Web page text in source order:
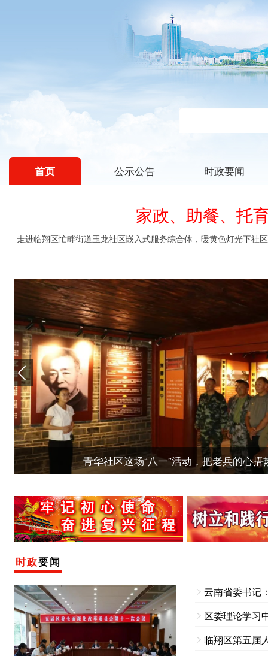
首页 公示公告 时政要闻
家政、助餐、托
临翔区千亩林下菌菇撑起“致富伞”
缅宁古城全面招商！临翔老城焕发消费新
临翔：社区服务“微循环” 激活就业“蓄水
走出校园进村寨！协和医院硕博研究生到南美乡探寻
少儿中国舞惊艳盛夏！快来看临翔这群“小精灵
青华社区这场“八一”活动，把老兵的心捂
章驮乡农家传喜讯：哥哥考上研究生，妹妹考
协商汇众智 实干兴产业——蚂蚁堆乡院坝协商聚力咖
正在菜地干活的她，收到了北京大学录取通
忙畔社区：亲子共读“小故事” 撬动家风“大
在家门口就把钱赚了！邦卖村蚕豆产业点亮
雨不停、人不撤！邦东乡用脚步守住汛期
章驮乡的户长会，把政策讲成了家常
路净花满村！石房村杨家组环境整治把村子
邦东乡：茶咖共舞，绘就高原特色农业新
雨夜里，他们冲在最前面——章驮乡党群同心筑
122名小将泳池争锋！临沧2026“恒春杯”青少年
重温誓词+红色共读+履职分享！临翔区政协这场主
逐梦临沧·燃动绿茵！2026年临沧市职工足球赛
临翔区300余名爷爷奶奶登台秀出晚年
临翔区：千亩林下菌菇基地赋能生态又
为了那个未出世的孩子——临翔区造血干细胞捐献者“
无人机上阵！临翔区开展汛期+地震抢险
中国共产党临沧市临翔区第六次代表大会
临翔区高层次人才专题培训班在华中科技大
中国共产党临沧市临翔区第六次代表大会
中国共产党临沧市临翔区第六次代表大会
临翔：设施农业的“蓝”图与“蔬”写
临翔区：歌声润民心 石榴映玉龙
送教上门！区档案馆把档案课搬到了派
一公斤最高22元！马台乡高速弃土场种出了傣
谁是临沧“最会写字”的人？60名中小学生
大雨过后，文伟社区这群人把路“抢”回
180人挥拍！临沧这场羽毛球赛超燃
采花坝村：党群合力修道路 畅通出行暖
忙畔街道这场端午活动既有“文化味”又有“
临沧市总工会端午公益课：亲子同乐做艾草 体
粽香伴繁花 临翔端午花街焕新潮
临翔：聚力节能宣传 践行低碳生活
粽香传温情！金菜花慈善基金会端午慰问临翔区
捏陶、打鼓、做团茶……临翔非遗集市带你“解
少儿穿民族服饰走秀、阿数瑟打歌……临沧这场遗产
在家就能干！临沧这个免费培训，让指尖变成
换个方式看家乡 临沧市“非遗之眼”开
10万人围观、成交8500单！这场夜市直播，临
8个驿站全城“发冰”！临翔区工会将清凉送
获联合国教科文组织颁奖！这所山村少年宫把美
106名英语教师集体“充电”！临翔区这场培训
无人机喊话“别按喇叭”！临翔区4253名考生赴考
高考倒计时！临翔区这场全流程模拟演练，
阿翔给你的一封信：路通了、水甜了，就等
21个孩子的周六，被这位“村长”承包了
临翔区开展“世界无烟日”主题宣传
他们给临翔孩子送来了天文望远镜！只为点亮
一张营业执照背后的“临翔速度”
临翔：钳嘴鹳蹁跹“做客”玉龙湖
青春“泡”在茶山里，值吗？邦东青年用行
爱国卫生 | “解决了心头大事”！蚂蚁堆乡治水焕新
临翔区：蜂媒赋能助咖香 生态种养双
当日销售768万！临翔区百名“村播”茶山“赶考
临翔：百名“村播”上茶山 云端带货助增
临翔：村播小院“孵”出助农新力量
跨越三百公里，临沧与保山两地联展忆
直播兴农正当时 临翔锻造本土“新农人
今天临沧球场上最动人的，是这群佤山足球
拆75处违建、清560吨垃圾！平村乡这波“组合拳”
临沧492名职教学子同台“比武”，这才是青春
小车满楼跑、机器人当“网红员工”……临翔区人民医
马台乡：青山育甜笋 生态富乡民
从“靠天吃饭”到“靠技术吃饭”！临翔咖啡豆藏
合作社发力！平村乡坚果产业按下“快进
“5·12”防灾减灾日宣传进高校 学生直呼“太
暖心“双行动”！临翔妇幼为护士减压 为爱
临翔融媒拍了拍你丨镜头定格爱 致敬母
从6个月到24个月，这份免费“营养包”临翔已
“妈妈，这是我做的！”这场工会公益课，让母亲节
这个轮椅上的礼敬，看哭了……
篮球、羽毛球……马台乡的孩子们收到了“爱
抓住假期尾巴，来佤山凤城邂逅别样风
临翔区举行示范性入团仪式 献礼五四青
五一，警察在路上
以练筑防 临震不慌——临翔区开展2026年防灾减
这所学校里，“藏”着一条春茶生产线
石房村：校村共建青创平台打造近郊乡村旅
临翔区青年创业沙龙暨读书分享会：中外青年共品书
临翔区政协开展全区医疗保障工作情况专
临翔：用好“国”字号标签，让这滴油“香”
章驮乡邦卖村：党群齐心“洁净行”，绘就乡
农机跨区作业不犯难！临翔区“暖心护航”让丰
临翔区一中这场国防教育思政课，很“硬
农村人居环境怎么实现“持久美”？凤翔街道这
临翔这群老人的“周日之约”，一约就是二
全民阅读 | 当咖啡遇见书 临翔区为读者调制了
全市首届减重与代谢外科学术会议在临翔
萌化了！小猕猴迷路受伤，被平村乡“蓝朋友
临翔区开展“4·15全民国家安全教育日”宣
国家安全宣传进一线 临翔国安、工会、保密为新
临翔区图书馆开展全民国家安全教育主题读
消除“谈核色变”！临沧“4·15”辐射安全宣传
@临翔家长：适龄女生HPV疫苗免费接种
水水水！快接住临翔这“泼天”的快乐！
青华幼儿园：泼水节童趣满满 民族团结之
无人机让邦东春茶从“背出来”到“飞出
一键美颜，临沧城环网柜穿上彩绘“新
一天卖出1.3吨！章驮乡小小山胡椒运销
缝纫机都要踩冒烟了！你的傣装正在加急
明子村：技能赋能促增收 特色小吃传
从“50后”到“00后”，勐准村老中青三代人同
章驮乡：加强管护 把平安留在林间
明祭英烈 清廉护临翔 临翔区纪委监委以红色力量
临翔区：压实包保责任 筑牢防火防线
临沧烈士陵园祭扫服务点正式投用
临沧女孩闪耀国际T台：用童真演绎彝族
临翔区启动“无火清明、平安五一”森林草原防火武
圈掌社区：清明防火护平安 宣传入户暖
临翔区：智能政务“上新” 便民服务“暖
临翔法治副校长：送法入校，为青春护
2026年全省重大动物疫情应急管理培训演练
一年之变：公安政务服务从“多头跑”到“一
章驮乡：山胡椒大量上市，小浆果成为富民“
“遇见临沧 如回故乡”旅行体验活动启
临沧开展“3·23世界气象日”科普宣传活
临沧市开展2026年“世界水日”“中国水周”主题
省、市、区学校保安员培训演练在临翔区一
临翔区举行2026年上半年新兵欢送仪
临翔滇鸡血藤膏非遗技艺：古法不“古”，非
零容忍！临翔区地毯式排查“漂白鸡爪”筑牢
马台乡：消防闻令而动 清障保通迎战大
军功映红妆 双喜耀圈内——现役军人李荣松婚礼现场
临翔区：田间“甜蜜实验”解锁产业增收新
临沧这场“你点我检”活动，让食品安全“活
临翔区小龙潭等14座水库除险加固工程全力
百岁老兵于治俊，生日快乐！
“满格电”助力碗窑村乡村振兴
守护博尚水库！看临翔如何用“花样招式”绘
200堂公益课、100个示范村，她把热爱绘在
南屏社区的妇女节，甜特“蔬”！
126名“小雷锋”用双手传递文明新风
临翔区:千盏花灯点亮夜空 市民游客共庆
临翔区:千盏花灯点亮夜空 市民游客共庆
太热闹！富滇银行+文华社区：把元宵福利“搬
临沧市临翔区第五届人民代表大会第五次会
南汀河边“大变样”！走，散步去！
春节我在岗 | 火焰蓝守护万家团圆
邦福村“赛陀螺”闹新春，传承文化年味
年味满临翔！土陶居金狮起舞闹新春
春节我在岗 | 娜袜的春节：挺直的脊梁 守
这支舞狮队，把佤乡风情舞进临沧新
守护你的“年味”安全，他们是认真的
翰墨舞龙迎新春 年味渐浓情更暖——我市各界以传统
佤文化广场，更亮了！
非法集资“陷阱”多！临翔检察为你支招
临翔区：硬核防汛筑屏障，全力守护群众
省委书记再表扬！土味碗窑变潮流，咖香四
上海游客在幕布村“大展笔艺”，春联写满新
临翔区烤烟标准化育苗全面启动
花海逐春 田畴焕新——临翔区高标准农田建设绘就乡
临沧：政银协同助滇超！金融知识普及为首
新春走基层 | 圈内街天年味浓 烟火人间启
临翔区：小型水库装上“智慧安全眼”
临翔区第十七批公租房选房启动 253个家庭
春运首日，临翔公安全力守护春运平安
荣获“全国无偿捐献造血干细胞奉献奖”！为杨
第一名，厉害！跑完了，也厉害！
临翔区2026年油菜花迎新田野跑，鸣枪
荣誉证书送上门！为见义勇为先进个人聂
退役军人新春送暖，惠民服务超贴心
临翔油菜花迎新田野跑“发装备”了，2月1日奔
临翔：“社牛”白鹇“做客”博尚农家鸡圈
临翔：“社牛”白鹇“做客”博尚农家鸡圈
临翔：花开蜂舞，“酿”出乡村振兴“甜蜜
临翔青年火力集结！体检开启军旅热血新
香蕉病房、草莓屋……这家医院的病房是“水
锦凤社区公益辅导班开班，寒假“带娃难题”
大货车侧翻一人被困，临翔消防快速救
步履所至，醇香所起——2026年央省媒体临
临沧临翔：发现全省最大茶果樟古树
新春走基层 | 土特产“闯”出年味新赛道
临翔：“路”暖民心，幸福在脚下延伸
云南临沧碗窑村：探索“陶旅”融合发展
忙令小学一年级期末测评趣味升级
临沧市开展“三农通”涉农信息服务培训 推动“三农通”
3000余箱小蜜蜂“上岗”！临翔坚果林里蜂儿忙
临沧这场急救培训，让市民解锁“救命技
就在沧江园！迎新春大展带你看临沧之
南美乡：光伏铺就富民路 多依迎来增
临翔：抢抓农时犁沃土 烤烟备耕启新
临翔：抢抓农时犁沃土 烤烟备耕启新
文明我先行 | “司法蓝”添彩“文明城”
临翔消防“敲门”啦，给社区居民送“防火大
李邦红：让每颗“幼苗”向阳而生
投工投劳340人次！圈内村党员群众齐上手，旧校舍
四十载守护不打烊 临翔公安110宣传日里
四十载守护不打烊 临翔公安110宣传日里
50年了，周总理，云南人民一直怀念您
科技赋能校地联动 临翔雪胆变身富民“金
南美乡路灯“换新衣”啦！
临沧VS西双版纳，滇超联赛超重量级啦啦
青华幼儿园：这堂课，真香！
新年第一天，你在临翔做什么？
习近平发表二〇二六年新年贺词，全文来
“声声不息”新歌音乐发布会奏响2026新年文
燃爆寒冬！2025 临翔区第三届“恒春杯”职工
巾帼添力绿动临翔 垃圾分类宣传培训扎
临翔：把课堂搬进田间地头
昔日“巴掌田” 今朝“丰产方”——章驮乡高标准农田绘
马台乡茶园管护玩起了“高科技”
这场阅读分享会 由夺得金牌的她开讲
红绿彩三重奏！平村乡这样“妆”出最美
临翔区2026年度森林草原防灭火宣传活
华科大跨越山海为临翔学子逐梦“打
普洱点球胜临沧 “滇超”赛场燃动佤乡文
临翔区“千名农村青少年至临沧城”大型科普研学
甜蜜开榨 一“蔗”富一方
“玉龙义警”给力！2小时找回走失孩童
临翔区：一条红尾鱼，游出振兴路
临沧市国际志愿者日活动温情启幕
临翔区：3.4万群蜜蜂“酿”出五千万元甜
临翔区人大常委会：法治盛宴暖基层 宪法精
倒计时冲刺！临翔高标准农田建设开启“抢
西南首台移动手术车开进临翔区
“滇超联赛”开幕！现场高清组图来了
“边超”开踢！绿茵架桥促融合 国门大学谱
流感高发季如何科学防护？临翔区人民医院医
太美了！博尚镇这两个村，出门都是“走
备战滇超，临沧队沧源集训
临沧“草根军团”热血集结，筑梦滇超
非凡“十四五” 振兴新跨越 | 马台乡：文明新风
非凡“十四五” 振兴新跨越 | 临翔区：党建引领城
非凡“十四五” 振兴新跨越 | 临翔区：“九个专项行
“有事情，找李莹！”
临翔：这场培训，“咖味”十足！
恒春临翔：让多民族文化在交融中流
超甜！圈内乡“丝滑红薯”带来甜蜜收益
临翔区秋粮生产实现面积、总产“双增
土陶、大闸蟹、古树茶齐亮相！博尚专场文旅盛
滇超即将开赛，临沧备战势头正“猛”
沪滇协作铺就致富路 高寒山村结出热
非遗与高校的碰撞！华中科技大学“石榴红”文化节
非凡十四五 振兴新跨越 | 临翔甘蔗节节
牛气十足！沪滇协作助古道“牛市”升级
上海市崇明代表团到临翔区考察调研东西部
上海市崇明代表团到临翔区考察调研东西部
山区“热”果飘香 冷凉山变“甜山”
持续一个月！临沧市“119”消防宣传月活动
非凡十四五 振兴新跨越 | 南美乡：污水治理成效显
沪滇协作结硕果：“蟹肥虾壮”富农家
临翔区开展重阳节走访慰问
网络中国节•重阳 | 这个节，锦凤社区“老”
遇见临沧 如回故乡 | 一盏秋茶香 坐看云
非凡“十四五” 振兴新跨越 | 佤山凤城“打包”新体验
非凡“十四五” 振兴新跨越 | 让各族群众幸福UP！
重阳暖侨心！这场“定制化”服务让章嘎社区侨眷
云南省全民健身志愿服务技能赛落幕，临沧代表
非遗进党校，临翔用文化大餐为干部“边关
临翔区中华蜜蜂智慧蜂场建设项目稳步
幸福生活“扭”出来！
临翔区靠这招，巧解校园周边占道经营
临翔区：“河长制”绘就绿水长流生态画
蚂蚁堆乡“墙”力出圈，绘出乡村文明新
蚂蚁堆乡“墙”力出圈，绘出乡村文明新
临翔区一中：红歌嘹亮传薪火，青春激昂
我的家乡超有料 | 为了激活非遗新活力，临翔
看平村乡如何靠“彩虹产业带”玩出圈
云南交投临沧管理处：双节坚守岗位，护航
我的家乡超有料 ｜ 无论在哪里，临翔孩子最馋这一
我的家乡超有料 ｜ 临翔月饼口味再创新，你
脚步丈量敬仰 青春致敬丰碑——临翔区学子徒
临沧市举行2025年烈士纪念日向人民英雄敬
临翔区：多部门联合放归画眉鸟 “林间歌手”
临翔区：第三轮爱国卫生“7个专项行动”扎实推进 城
中药奶茶？花椒针疗法？这个中医夜市也太
“双节”将至，临翔市场监管守护你“舌尖上
今天的头条是：丰收！
三天培训，看博尚镇如何打造乡村振兴推
临翔区医保参保热忱高，看病不愁的底气从
区政务服务管理局：打造安全舒心的服务
集中清查，持续发力！
九一八，勿忘！勿忘，九一八！
科普赶大集，知识“袋”回家
临沧籍热血青年出征！带着家乡期盼奔赴
临沧市获赠天安门广场国旗
这场坚果管护大比武，硬核！
我区召开2025年下半年定兵会议
29载深山坚守，他从黄老师变成“全能老
29载深山坚守，他从黄老师变成“全能老
29载深山坚守，他从黄老师变成“全能老
100%持证，海棠社区社工全员“持证上
临翔区：让科学之光照亮每一双眼睛
省级物流枢纽建设系列报道之三：临翔区省
这一刻，我们心潮澎湃！
好果等出来！蚂蚁堆乡守护临沧坚果“最佳
开笔启智 礼润人生——南屏小学一年级入
应收尽收！章驮乡烟农的腰包稳了
七夕来袭，临翔军警青年开启心动之
玉龙社区：临妹妹陪你过七夕 今年过节“双
这场“法治夏令营”，好玩又有料
2025七彩云南格兰芬多自行车节临沧分享会
科普大篷车“赶街”，知识“礼包”送村头
圈内乡：“金叶”丰收开秤忙
青春不“毒”行！临沧市公安局禁毒支队携手青少年
安逸了！章驮乡巧用无人机“慧”种地
凤翔街道：以练为战，筑牢防汛安全防
这个暑期，来读书吧！
村口车间“旺”起来，村民留乡“稳”增收
国家助学贷款：临翔学子的希望“灯塔”
太“绘”玩！幕布村返乡学子用画笔给家乡“
凤翔街道：“九个专项”齐发力 乡村振兴谱
签订合作协议！临翔区气象局与临翔公路分局携手
临翔区“红色旅游”：从“参观一次”到“回味
公厕难管？垃圾难清？看马台乡如何用“九个专项行
白天干活，晚上上课！一起看看这个边疆夜
章驮村“爱心接力”：企业送物资，困难群众
@所有临沧人 国家安全需要你我共同努
从军营绿到应急蓝，她的初心始终如
拉祜“非遗课堂”：让老手艺在夜校“活”
临翔“团团送岗”，助力青年在“家门口”
粒粒饱满“麻”味足，平村花椒喜迎丰收
为了铺这条路，123户村民无偿让地
植下5600株咖啡苗，平村乡主题党日活动激活“咖
20余天15名新飞手！临翔区无人机培训助力低
临翔区：以“千企万户大走访”赋能企业
村里也有法律顾问了！临翔区率先实现村（居）法律
7户22人安全转移！博尚镇筑牢防汛墙让群众
临翔：校地联动打通成果转化“最后一公
“奔跑吧·少年”篮球赛热血落幕，青春永
院坝协商 助力石房村“蔬”写致富好“钱”
马台乡：一根竹子“长”出5000万大产值
马台乡：一根竹子“长”出5000万大产值
这个村，把“苦药材”种成“甜日子”
每日300份“喜报”，临沧高考录取“大礼包
临燕归巢！又一批大学生假期返家乡社会
区政务服务管理局：党建引领助推政务服务
邦东乡：山水为媒 茶咖为引 赴一场诗意栖
赓续文脉·滇韵青承 | 竹陶传韵支教暖心，多民族学
打歌队里的健康课：区妇幼“两癌”筛查解锁社
这堂事关生命的“防溺水”课，得好好上
细雨中，他们抢险保通的身影令人动
章驮乡：党群齐力筑牢防汛“安全堤”
帮扶不是替代，而是点燃本土火种——武汉与临翔两
临翔区大沙地水库除险加固工程率先完成建
魏丛柱参加区委办党支部2025年“七一”建党
不能露脸的功勋
临沧市第五轮禁毒人民战争成果丰硕
城校共融搭鹊桥 联学共进绽青春
2025年临沧市节能宣传系列活动启幕
首部临沧旅居短剧《去听旷野的风》在博
文明之光耀云岭丨全国文明村镇邦东乡邦包村——善
章驮乡：于山野泥土间，奏响乡村幼教希
石房村：瓜、菌、辣椒 “齐丰收”
漫步忙岗
48把“金话筒”炼成记：临翔讲解员用声音传
世界献血者日 用奉献温暖一座城
这里的茶农，“咖”位十足
澳门→圈内，一面来自“千里之外”的锦
临翔区：传承非遗 守护民族记忆
临翔区：传承非遗 守护民族记忆
马台乡：小小竹笋富乡民
高考的这些画面，很暖心！
加油！高考首日，4169名考生奔赴考
临沧市13382人参加高考，各项工作已准备
临翔：“果园放蜂”酿就甜蜜增收产业
临翔牌油，真的牛！
马台乡推进“九个专项行动”让小村子大
那招中心完小的别样六一
端午到，包粽子咯！
临翔公安交管大队多措并举守护“端午安
临翔：今年端午“花”样多
临翔：联合治超护路行动升级​
临翔：端午将至 粽香满城
毕业季当兵去！把青春压进枪膛
张晓宁、罗建涛、唐德旭，全校通报表
临翔区：科技赋能，奏响夏管夏种“奋进
今天，他们超甜
跨省补证10分钟搞定！“全国通办”新规破解异地群
跨省补证10分钟搞定！“全国通办”新规破解异地群
临翔区开展“典亮云岭·法润民心”民法典宣
章驮乡：深山好蜜“走出山” 这位自然村长是“
临沧市2025年“5·12”全国防灾减灾日宣传活
临沧市气排球协会获批成立
获得国家奖学金后，他决定这样花
平村乡：小柜子里装满了大大的为民
零的突破！临翔区首家企业获批使用“博尚菜籽油”
章驮乡：人大代表助力“烦心路”变“幸福
“一门通办”再升级！16个服务区让政务服务
百年青春印记 ——从“五四运动”看中国青年
南美搭桥节：“桥”连古今 共谱文旅新
全线通车！1.5小时！这条高速尽显国际
市（区）公安政务服务综合大厅正式启用！133项
临翔区：以旧书，会新友
临翔区：“多合一”场所改造筑牢消防“防
庞秀杰：有一种幸福，叫一个人安静的
云南省2025年科普大篷车联合行动（临沧
忙令完小亲子赛：阅读之约 温馨启幕
以书为媒 共建书香临翔
临翔昔归：科技赋能 茶香飞上云端
临翔区8万余亩油菜喜迎丰收
曼毫万亩茶园绘就春日增收图
昨夜，星光点点祈福光
澜沧江上，这场水上交通运输应急演练很“
别玩火，监控看着呢！临翔区筑牢森林防火“
就在刚刚！150.71吨临翔茶柱，刷新吉尼斯
无人机化身快递员 昔归茶园率先开辟“空中
临翔区第一期高素质农民培训，都是“干
光伏红利到账！是11000公斤大米
临翔+镇康，强强联手让“金果”更具含
时政要闻
云南省委书记
区委理论学习
临翔区第五届